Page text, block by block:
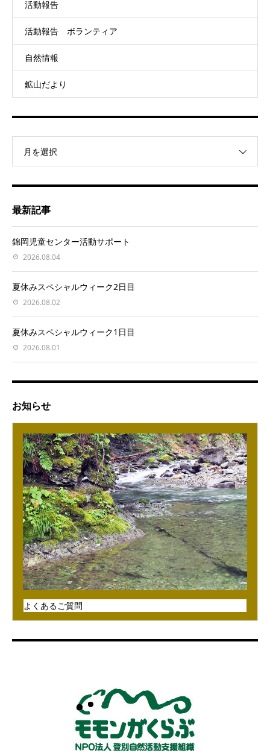
活動報告
活動報告 ボランティア
自然情報
鉱山だより
月を選択
最新記事
錦岡児童センター活動サポート
2026.08.04
夏休みスペシャルウィーク2日目
2026.08.02
夏休みスペシャルウィーク1日目
2026.08.01
お知らせ
よくあるご質問